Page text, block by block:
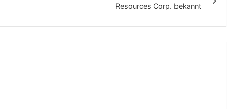
Resources Corp. bekannt